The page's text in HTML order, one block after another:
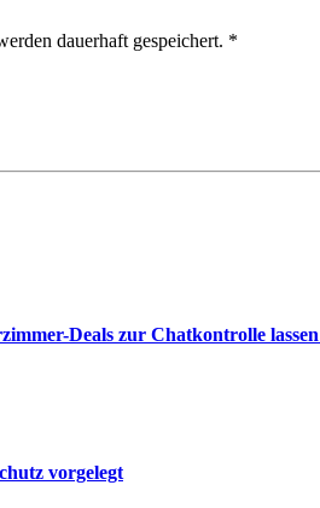
dauerhaft gespeichert. *
Deals zur Chatkontrolle
vorgelegt